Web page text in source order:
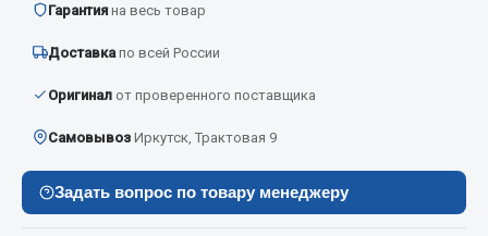
Охладжающие жидкости
Технические жидкости
Весь раздел
Гарантия на весь товар
Доставка по всей России
Оригинал от проверенного поставщика
Самовывоз Иркутск, Трактовая 9
Задать вопрос по товару менеджеру